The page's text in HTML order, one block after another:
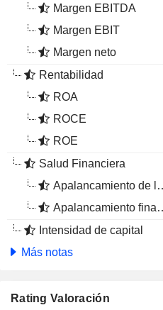
Margen EBITDA
Margen EBIT
Margen neto
Rentabilidad
ROA
ROCE
ROE
Salud Financiera
Apalancamiento de la deuda
Apalancamiento financiero
Intensidad de capital
Más notas
Rating Valoración